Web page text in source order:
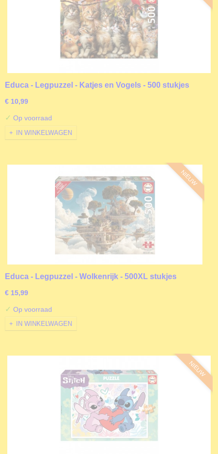
Educa - Legpuzzel - Katjes en Vogels - 500 stukjes
€ 10,99
✓ Op voorraad
IN WINKELWAGEN
NIEUW
Educa - Legpuzzel - Wolkenrijk - 500XL stukjes
€ 15,99
✓ Op voorraad
IN WINKELWAGEN
NIEUW